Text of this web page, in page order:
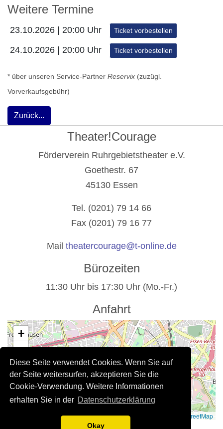
Diese Seite verwendet Cookies. Wenn Sie auf
der Seite weitersurfen, akzeptieren Sie die
Cookie-Verwendung. Weitere Informationen
erhalten Sie in der Datenschutzerklärung
Okay
Weitere Termine
23.10.2026 | 20:00 Uhr Ticket vorbestellen
24.10.2026 | 20:00 Uhr Ticket vorbestellen
* über unseren Service-Partner Reservix (zuzügl.
Vorverkaufsgebühr)
Zurück...
Theater!Courage
Förderverein Ruhrgebietstheater e.V.
Goethestr. 67
45130 Essen
Tel. (0201) 79 14 66
Fax (0201) 79 16 77
Mail theatercourage@t-online.de
Bürozeiten
11:30 Uhr bis 17:30 Uhr (Mo.-Fr.)
Anfahrt
+
−
OpenStreetMap